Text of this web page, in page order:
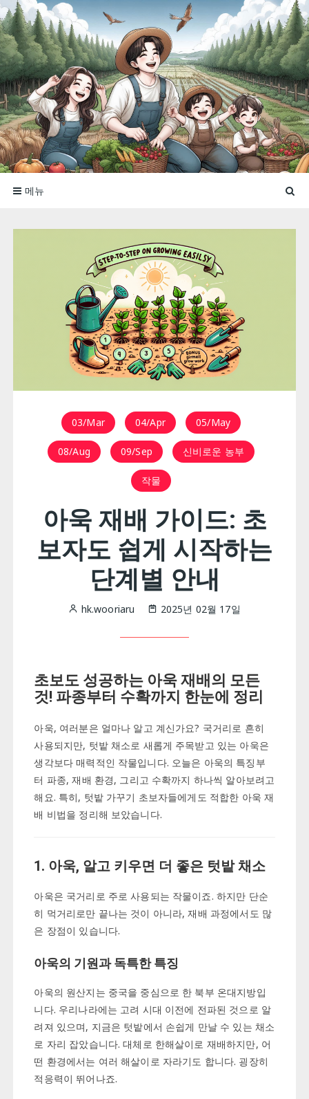
콘
텐
츠
로
바
로
가
기신비로운 농부
메뉴
03/Mar 04/Apr 05/May
08/Aug 09/Sep 신비로운 농부
작물
아욱 재배 가이드: 초
보자도 쉽게 시작하는
단계별 안내
hk.wooriaru 2025년 02월 17일
초보도 성공하는 아욱 재배의 모든
것! 파종부터 수확까지 한눈에 정리
아욱, 여러분은 얼마나 알고 계신가요? 국거리로 흔히
사용되지만, 텃밭 채소로 새롭게 주목받고 있는 아욱은
생각보다 매력적인 작물입니다. 오늘은 아욱의 특징부
터 파종, 재배 환경, 그리고 수확까지 하나씩 알아보려고
해요. 특히, 텃밭 가꾸기 초보자들에게도 적합한 아욱 재
배 비법을 정리해 보았습니다.
1. 아욱, 알고 키우면 더 좋은 텃밭 채소
아욱은 국거리로 주로 사용되는 작물이죠. 하지만 단순
히 먹거리로만 끝나는 것이 아니라, 재배 과정에서도 많
은 장점이 있습니다.
아욱의 기원과 독특한 특징
아욱의 원산지는 중국을 중심으로 한 북부 온대지방입
니다. 우리나라에는 고려 시대 이전에 전파된 것으로 알
려져 있으며, 지금은 텃밭에서 손쉽게 만날 수 있는 채소
로 자리 잡았습니다. 대체로 한해살이로 재배하지만, 어
떤 환경에서는 여러 해살이로 자라기도 합니다. 굉장히
적응력이 뛰어나죠.